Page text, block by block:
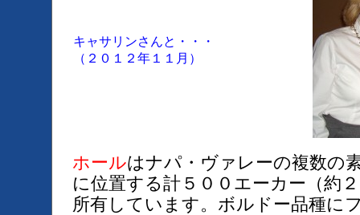
キャサリンさんと・・・
（２０１２年１１月）
ホールはナパ・ヴァレーの複数の
に位置する計５００エーカー（約
所有しています。ボルドー品種に